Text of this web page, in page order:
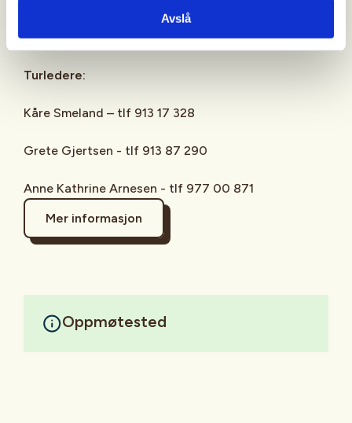
Avslå
Facebook: Aktiv i 100 med DNT Bærum Turlag -
DNT Oslo og Omegn
Turledere:
Kåre Smeland – tlf 913 17 328
Grete Gjertsen - tlf 913 87 290
Anne Kathrine Arnesen - tlf 977 00 871
Mer informasjon
Oppmøtested